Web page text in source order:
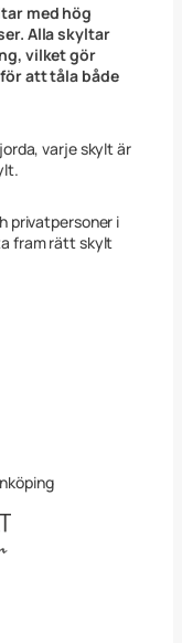
med hög
Alla skyltar
vilket gör
att tåla både
varje skylt är
privatpersoner i
fram rätt skylt